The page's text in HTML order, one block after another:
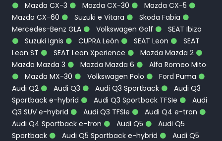
Mazda CX-3
Mazda CX-30
Mazda CX-5
Mazda CX-60
Suzuki e Vitara
Skoda Fabia
Mercedes-Benz GLA
Volkswagen Golf
SEAT Ibiza
Suzuki Ignis
CUPRA León SEAT Leon
SEAT
Leon ST
SEAT Leon Xperience
Mazda Mazda 2
Mazda Mazda 3
Mazda Mazda 6
Alfa Romeo Mito
Mazda MX-30
Volkswagen Polo
Ford Puma
Audi Q2
Audi Q3 Audi Q3 Sportback
Audi Q3
Sportback e-hybrid
Audi Q3 Sportback TFSIe
Audi
Q3 SUV e-hybrid
Audi Q3 TFSIe
Audi Q4 e-tron
Audi Q4 Sportback e-tron
Audi Q5
Audi Q5
Sportback
Audi Q5 Sportback e-hybrid
Audi Q5